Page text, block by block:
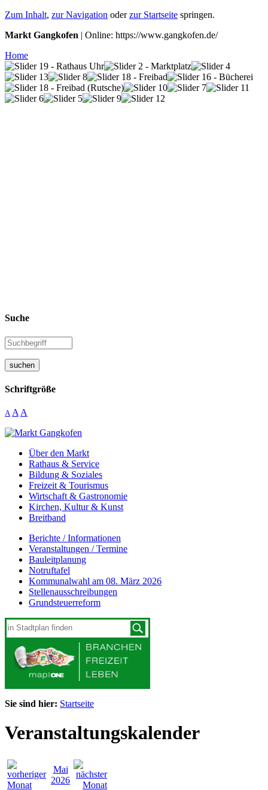
Zum Inhalt, zur Navigation oderzur Startseite springen.
Markt Gangkofen | Online: https://www.gangkofen.de/
Home
Suche
suchen
Schriftgröße
A A A
Über den Markt
Rathaus & Service
Bildung & Soziales
Freizeit & Tourismus
Wirtschaft & Gastronomie
Kirchen, Kultur & Kunst
Breitband
Berichte / Informationen
Veranstaltungen / Termine
Bauleitplanung
Notruftafel
Kommunalwahl am 08. März 2026
Stellenausschreibungen
Grundsteuerreform
Sie sind hier: Startseite
Veranstaltungskalender
Mai
2026